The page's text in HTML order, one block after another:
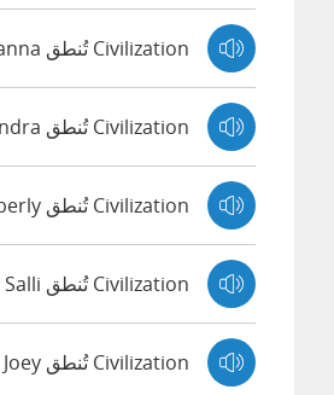
Civilization تُنطق Joanna
Civilization تُنطق Kendra
Civilization تُنطق Kimberly
Civilization تُنطق Salli
Civilization تُنطق Joey